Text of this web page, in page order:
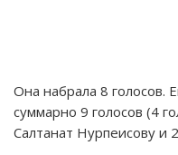
Она набрала 8 голосов.
суммарно 9 голосов (4
Салтанат Нурпеисову и